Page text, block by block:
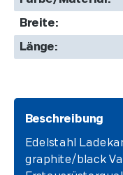
Breite:
Länge:
Beschreibung
Edelstahl
graphite/black